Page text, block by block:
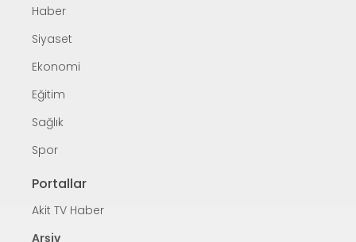
Haber
Siyaset
Ekonomi
Eğitim
Sağlık
Spor
Portallar
Akit TV Haber
Arşiv